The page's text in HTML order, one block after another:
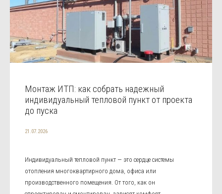
Монтаж ИТП: как собрать надежный
индивидуальный тепловой пункт от проекта
до пуска
21.07.2026
Индивидуальный тепловой пункт — это сердце системы
отопления многоквартирного дома, офиса или
производственного помещения. От того, как он